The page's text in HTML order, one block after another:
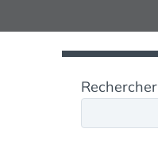
Rechercher